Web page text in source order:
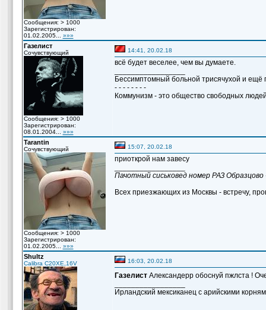
Сообщения: > 1000
Зарегистрирован:
01.02.2005... »»»
Газелист
Сочувствующий
Сообщения: > 1000
Зарегистрирован:
08.01.2004... »»»
14:41, 20.02.18
всё будет веселее, чем вы думаете.
Бессимптомный больной трисячухой и ещё
- - - - - - - -
Коммунизм - это общество свободных
Tarantin
Сочувствующий
Сообщения: > 1000
Зарегистрирован:
01.02.2005... »»»
15:07, 20.02.18
приоткрой нам завесу
Пачотный сиськовед номер РАЗ
Всех приезжающих из Москвы - встречу,
Shultz
Calibra C20XE,16V 16:03, 20.02.18
ГазелистАлександерр обоснуй пжлста !
Ирландский мексиканец с арийскими